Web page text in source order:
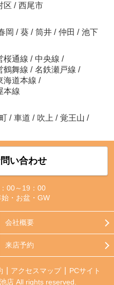
区 / 西尾市
岡 / 葵 / 筒井 / 仲田 / 池下
桜通線 / 中央線 /
鶴舞線 / 名鉄瀬戸線 /
海道本線 /
本線
/ 車道 / 吹上 / 覚王山 /
い合わせ
00～19：00
・お盆・GW
会社概要
来店予約
アクセスマップ
PCサイト
店 All rights reserved.